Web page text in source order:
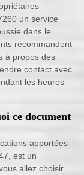
un service
dans le
recommandent
à propos des
contact avec
les heures
ce document
apportées
est un
allez choisir